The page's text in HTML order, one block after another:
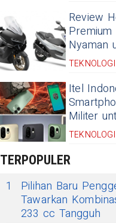
Review
Premium
Nyaman
Itel
Militer
TERPOPULER
1
Pilihan Baru
Tawarkan
233 cc Tangguh